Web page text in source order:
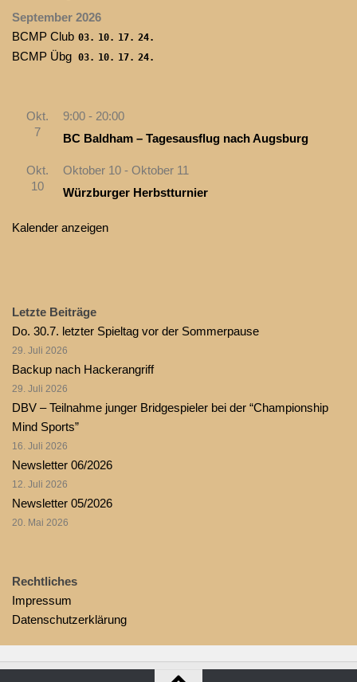
September 2026
BCMP Club 03. 10. 17. 24.
BCMP Übg 03. 10. 17. 24.
Okt.
7
9:00 - 20:00
BC Baldham – Tagesausflug nach Augsburg
Okt.
10
Oktober 10 - Oktober 11
Würzburger Herbstturnier
Kalender anzeigen
Letzte Beiträge
Do. 30.7. letzter Spieltag vor der Sommerpause
29. Juli 2026
Backup nach Hackerangriff
29. Juli 2026
DBV – Teilnahme junger Bridgespieler bei der “Championship
Mind Sports”
16. Juli 2026
Newsletter 06/2026
12. Juli 2026
Newsletter 05/2026
20. Mai 2026
Rechtliches
Impressum
Datenschutzerklärung